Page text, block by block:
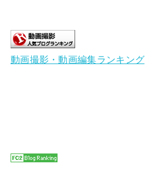
動画撮影・動画編集ランキング